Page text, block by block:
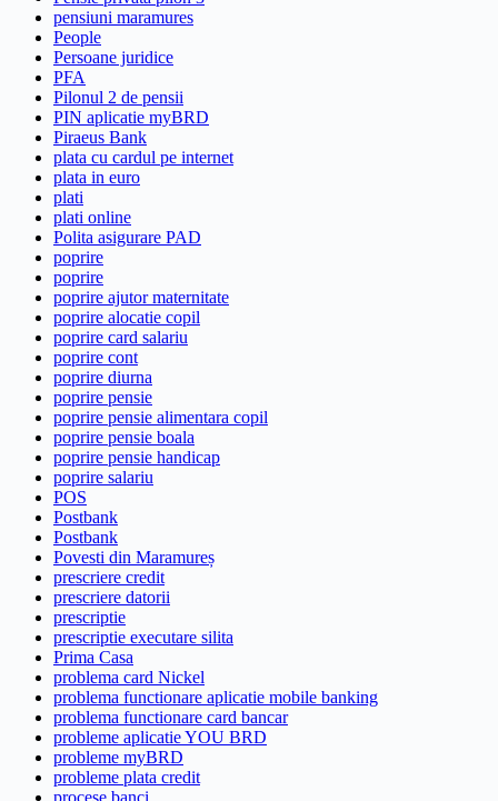
pensiuni maramures
People
Persoane juridice
PFA
Pilonul 2 de pensii
PIN aplicatie myBRD
Piraeus Bank
plata cu cardul pe internet
plata in euro
plati
plati online
Polita asigurare PAD
poprire
poprire
poprire ajutor maternitate
poprire alocatie copil
poprire card salariu
poprire cont
poprire diurna
poprire pensie
poprire pensie alimentara copil
poprire pensie boala
poprire pensie handicap
poprire salariu
POS
Postbank
Postbank
Povesti din Maramureș
prescriere credit
prescriere datorii
prescriptie
prescriptie executare silita
Prima Casa
problema card Nickel
problema functionare aplicatie mobile banking
problema functionare card bancar
probleme aplicatie YOU BRD
probleme myBRD
probleme plata credit
procese banci